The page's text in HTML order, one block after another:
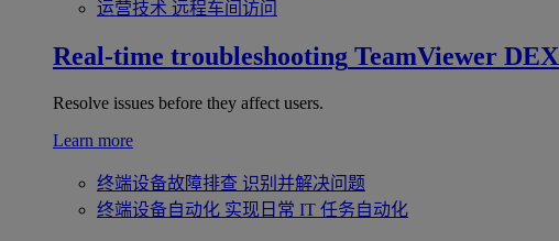
运营技术 远程车间访问
Real-time troubleshooting TeamViewer DEX
Resolve issues before they affect users.
Learn more
终端设备故障排查 识别并解决问题
终端设备自动化 实现日常 IT 任务自动化